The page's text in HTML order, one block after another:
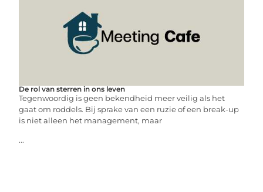
De rol van sterren in ons leven
Tegenwoordig is geen bekendheid meer veilig als het
gaat om roddels. Bij sprake van een ruzie of een break-up
is niet alleen het management, maar
...